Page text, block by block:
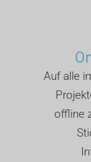
Auf alle
offline